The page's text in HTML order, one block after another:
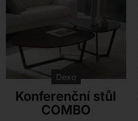
Dexo
Konferenční stůl
COMBO